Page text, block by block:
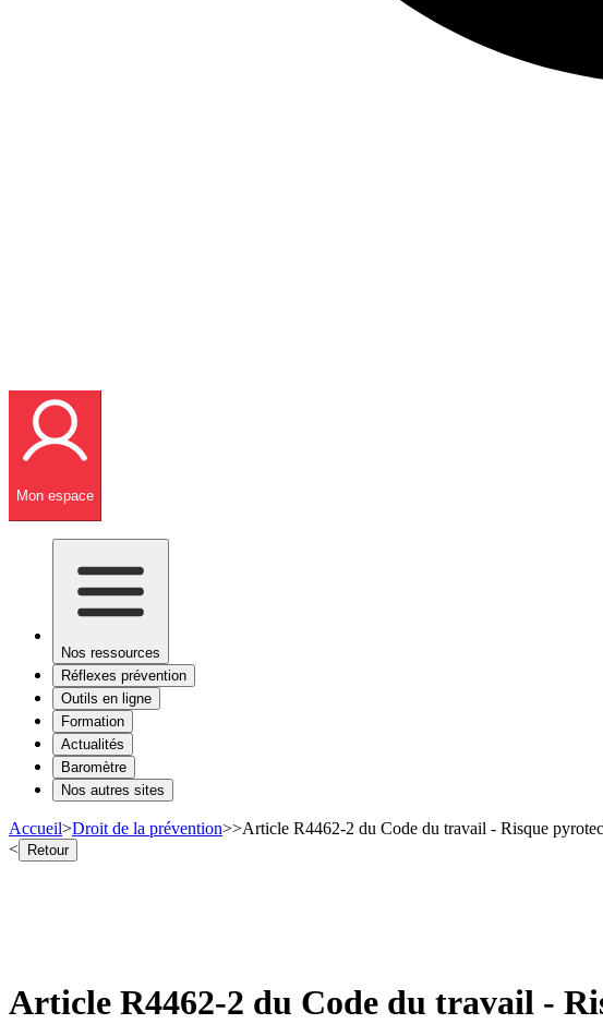
Mon espace
Nos ressources
Réflexes prévention
Outils en ligne
Formation
Actualités
Baromètre
Nos autres sites
Accueil>Droit de la prévention>>Article R4462-2 du Code du travail - Risque
< Retour
Article R4462-2 du Code du travail -